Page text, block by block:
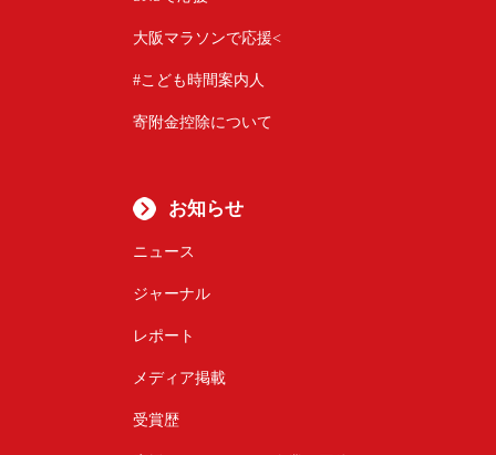
大阪マラソンで応援<
#こども時間案内人
寄附金控除について
お知らせ
ニュース
ジャーナル
レポート
メディア掲載
受賞歴